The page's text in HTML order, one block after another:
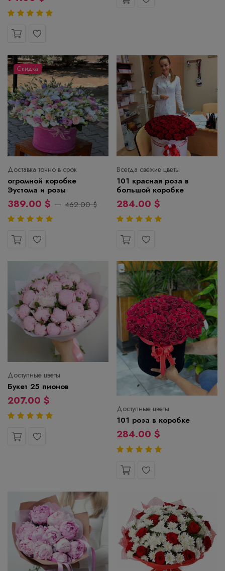
Скидка
Доставка точно в срок
огромной коробке
Эустома и розы
389.00 $ 462.00 $
Всегда свежие цветы
101 красная роза в
большой коробке
284.00 $
Доступные цветы
Букет 25 пионов
207.00 $
Доступные цветы
101 роза в коробке
284.00 $